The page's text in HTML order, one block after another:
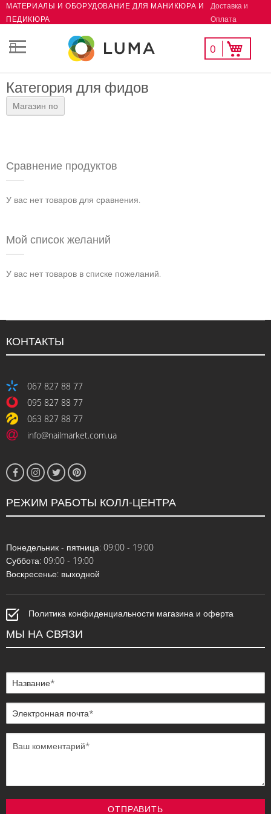
Skip
Content
МАТЕРИАЛЫ И ОБОРУДОВАНИЕ ДЛЯ МАНИКЮРА И
ПЕДИКЮРА
Доставка и
Оплата
Моя корзина
0
Мой
список
Категория для фидов
Магазин по
Сравнение продуктов
У вас нет товаров для сравнения.
Мой список желаний
У вас нет товаров в списке пожеланий.
КОНТАКТЫ
067 827 88 77
095 827 88 77
063 827 88 77
info@nailmarket.com.ua
РЕЖИМ РАБОТЫ КОЛЛ-ЦЕНТРА
Понедельник - пятница: 09:00 - 19:00
Суббота: 09:00 - 19:00
Воскресенье: выходной
Политика конфиденциальности магазина и оферта
МЫ НА СВЯЗИ
ОТПРАВИТЬ